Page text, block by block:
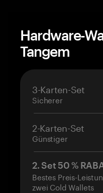
Hardware-
Tangem
3-Karten-Set
Sicherer
2-Karten-Set
Günstiger
2. Set 50 %
Bestes Preis-
zwei Cold Wallets